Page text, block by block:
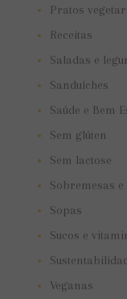
Pratos
Receitas
Saladas e
Sanduíches
Saúde e Bem
Sem glúten
Sem lactose
Sobremesas e
Sopas
Sucos e
Veganas